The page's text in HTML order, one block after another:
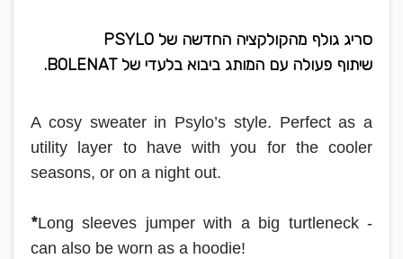
סריג גולף מהקולקציה החדשה של PSYLO
שיתוף פעולה עם המותג ביבוא בלעדי של BOLENAT.
A cosy sweater in Psylo’s style. Perfect as a
utility layer to have with you for the cooler
seasons, or on a night out.
*Long sleeves jumper with a big turtleneck -
can also be worn as a hoodie!